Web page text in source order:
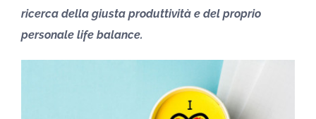
ricerca della giusta produttività e del proprio
personale life balance.